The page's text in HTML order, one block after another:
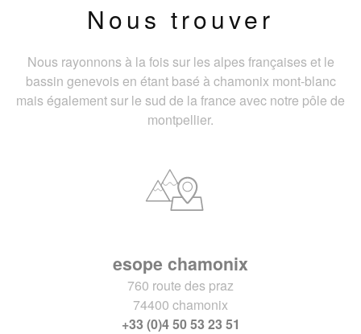
Nous trouver
Nous rayonnons à la fois sur les alpes françaises et le
bassin genevois en étant basé à chamonix mont-blanc
mais également sur le sud de la france avec notre pôle de
montpellier.
esope chamonix
760 route des praz
74400 chamonix
+33 (0)4 50 53 23 51